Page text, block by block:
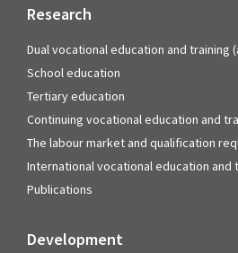
Research
Dual vocational education and training
School education
Tertiary education
Continuing vocational education and
The labour market and qualification
International vocational education and
Publications
Development